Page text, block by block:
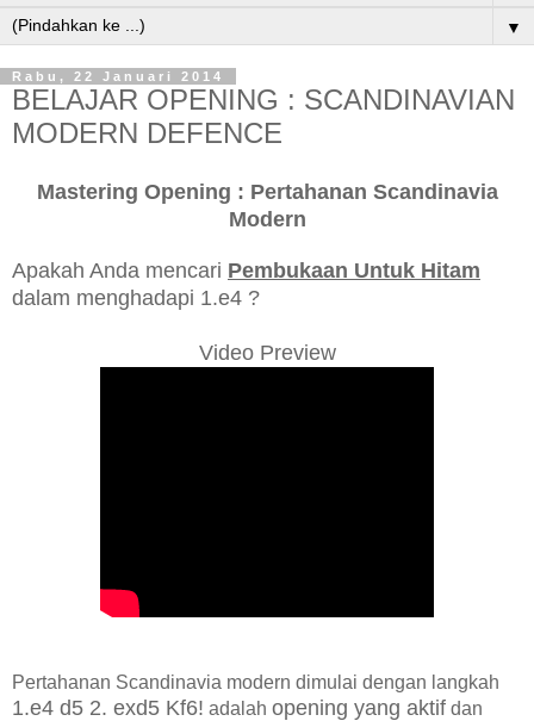
▼
Rabu, 22 Januari 2014
BELAJAR OPENING : SCANDINAVIAN
MODERN DEFENCE
Mastering Opening : Pertahanan Scandinavia
Modern
Apakah Anda mencari Pembukaan Untuk Hitam
dalam menghadapi 1.e4 ?
Video Preview
Pertahanan Scandinavia modern dimulai dengan langkah
1.e4 d5 2. exd5 Kf6! adalah opening yang aktif dan